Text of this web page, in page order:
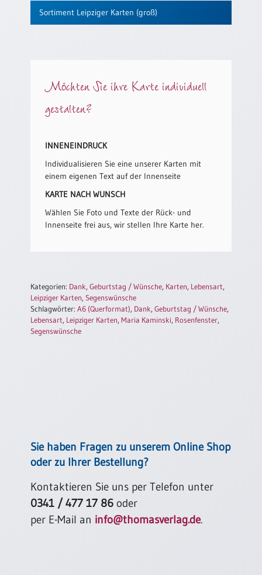
Eheschliessung
Abendmahlszulassung
Kirchen(wieder)eintritt
Urkunden
Neuerscheinungen
Sortimente
Restbestände
Bücher
Broschüren
Urkundenscheine
Sortiment Leipziger Karten (groß)
Möchten Sie ihre Karte individuell
gestalten?
INNENEINDRUCK
Individualisieren Sie eine unserer Karten mit
einem eigenen Text auf der Innenseite
KARTE NACH WUNSCH
Wählen Sie Foto und Texte der Rück- und
Innenseite frei aus, wir stellen Ihre Karte her.
Kategorien: Dank,Geburtstag / Wünsche, Karten, Lebensart,
Leipziger Karten, Segenswünsche
Schlagwörter:A6 (Querformat), Dank,Geburtstag / Wünsche,
Lebensart, Leipziger Karten,Maria Kaminski, Rosenfenster,
Segenswünsche
Sie haben Fragen zu unserem Online Shop
oder zu Ihrer Bestellung?
Kontaktieren Sie uns per Telefon unter
0341 / 477 17 86 oder
per E-Mail an info@thomasverlag.de.